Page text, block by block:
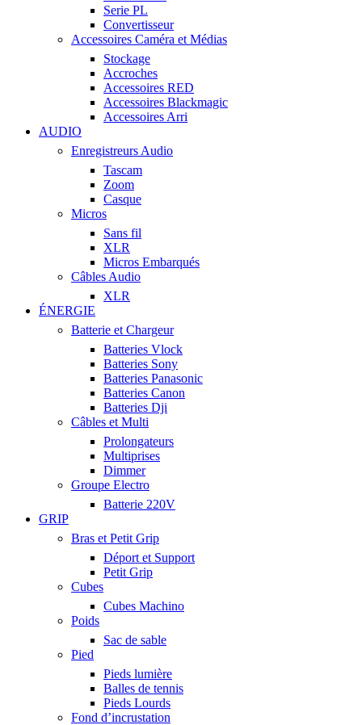
Serie PL
Convertisseur
Accessoires Caméra et Médias
Stockage
Accroches
Accessoires RED
Accessoires Blackmagic
Accessoires Arri
AUDIO
Enregistreurs Audio
Tascam
Zoom
Casque
Micros
Sans fil
XLR
Micros Embarqués
Câbles Audio
XLR
ÉNERGIE
Batterie et Chargeur
Batteries Vlock
Batteries Sony
Batteries Panasonic
Batteries Canon
Batteries Dji
Câbles et Multi
Prolongateurs
Multiprises
Dimmer
Groupe Electro
Batterie 220V
GRIP
Bras et Petit Grip
Déport et Support
Petit Grip
Cubes
Cubes Machino
Poids
Sac de sable
Pied
Pieds lumière
Balles de tennis
Pieds Lourds
Fond d’incrustation